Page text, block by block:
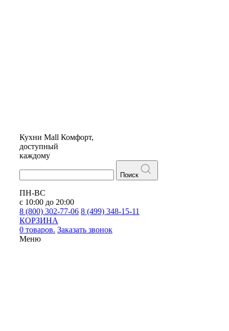
Кухни Mall Комфорт,
доступный
каждому
Поиск
ПН-ВС
с 10:00 до 20:00
8 (800) 302-77-06 8 (499) 348-15-11
КОРЗИНА
0 товаров. Заказать звонок
Меню